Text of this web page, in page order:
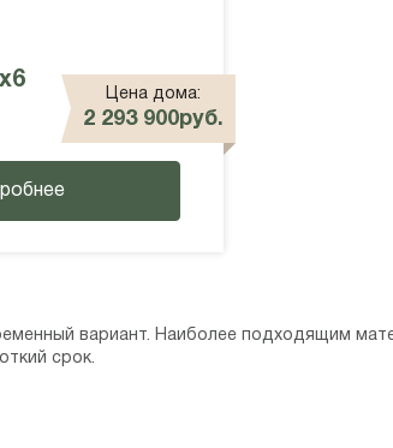
Цена дома:
2 293 900руб.
вариант. Наиболее подходящим
срок.